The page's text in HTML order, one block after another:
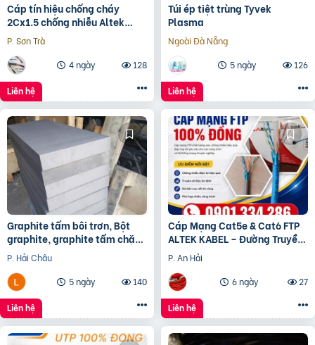
Cáp tín hiệu chống cháy
2Cx1.5 chống nhiễu Altek
Kabel – phân phối Hà Nội, Đà
Nẵng, HCM
P. Sơn Trà
4 ngày
128
Liên hệ
Túi ép tiệt trùng Tyvek
Plasma
Ngoài Đà Nẵng
5 ngày
126
Liên hệ
Graphite tấm bôi trơn, Bột
graphite, graphite tấm chặn
đầu lò, điện cực graphite
P. Hải Châu
5 ngày
140
Liên hệ
Cáp Mạng Cat5e & Cat6 FTP
ALTEK KABEL – Đường Truyền
Ổn Định, Chống Nhiễu Hiệu
Quả
P. An Hải
6 ngày
27
Liên hệ